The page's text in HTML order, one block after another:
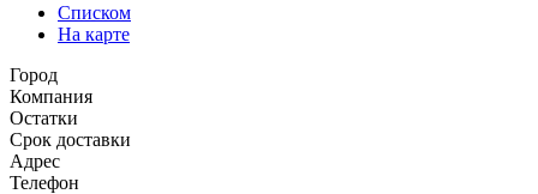
Списком
На карте
Город
Компания
Остатки
Срок доставки
Адрес
Телефон